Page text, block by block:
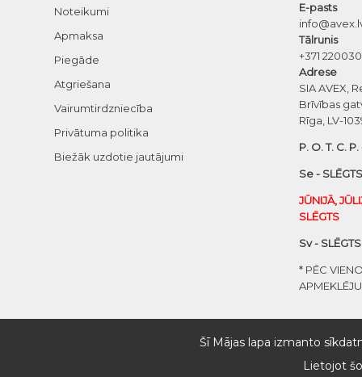
Noteikumi
Apmaksa
Piegāde
Atgriešana
Vairumtirdzniecība
Privātuma politika
Biežāk uzdotie jautājumi
E-pasts
Tālrunis
+371
Adrese
SIA AVEX,
Brīvības
Rīga, LV-
P. O. T. C.
Se -
JŪNIJĀ,
SLĒGTS
Sv - SLĒGTS
* PĒC
Šī Mājas lapa izmanto
Lietojot